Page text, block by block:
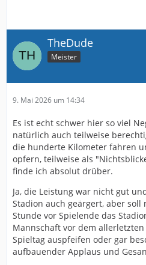
TheDude
Meister
9. Mai 2026 um 14:34
Es ist echt schwer hier so viel
natürlich auch teilweise
die hunderte Kilometer fahren
opfern, teilweise als
finde ich absolut drüber.
Ja, die Leistung war nicht gut
Stadion auch geärgert, aber soll
Stunde vor Spielende das
Mannschaft vor dem
Spieltag auspfeifen oder gar
aufbauender Applaus und